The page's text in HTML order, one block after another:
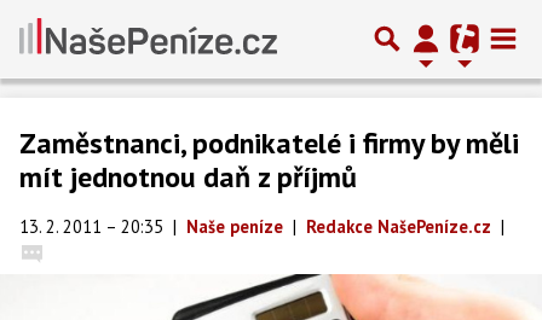
Zaměstnanci, podnikatelé i firmy by měli
mít jednotnou daň z příjmů
13. 2. 2011 – 20:35 | Naše peníze | Redakce NašePeníze.cz |